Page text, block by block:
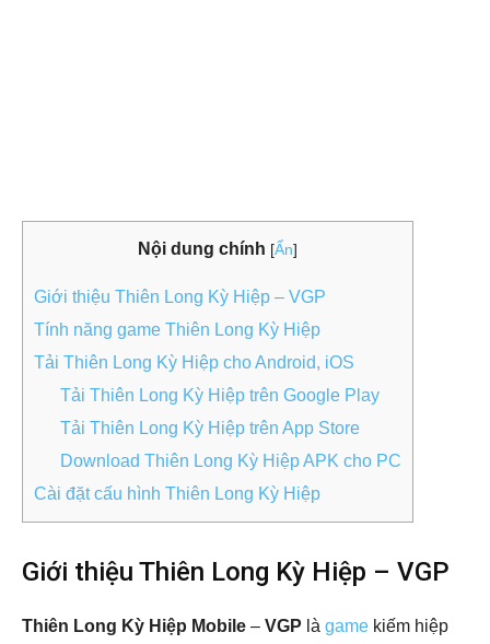
Nội dung chính [Ẩn]
Giới thiệu Thiên Long Kỳ Hiệp – VGP
Tính năng game Thiên Long Kỳ Hiệp
Tải Thiên Long Kỳ Hiệp cho Android, iOS
Tải Thiên Long Kỳ Hiệp trên Google Play
Tải Thiên Long Kỳ Hiệp trên App Store
Download Thiên Long Kỳ Hiệp APK cho PC
Cài đặt cấu hình Thiên Long Kỳ Hiệp
Giới thiệu Thiên Long Kỳ Hiệp – VGP
Thiên Long Kỳ Hiệp Mobile – VGP là game kiếm hiệp